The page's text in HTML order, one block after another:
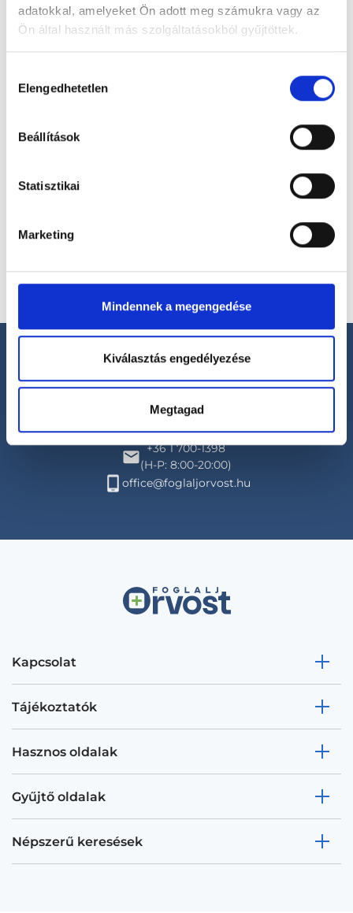
adatokkal, amelyeket Ön adott meg számukra vagy az
Ön által használt más szolgáltatásokból gyűjtöttek.
szabályzat:https://foglaljorvost.hu/info/foglaljorvost-
kiválasztása
Elengedhetetlen
Beállítások
Statisztikai
Marketing
Mindennek a megengedése
Kiválasztás engedélyezése
Megtagad
Foglalj időpontot megbízható
magánorvosokhoz most!
Válassz szakterületet
Válassz helyszínt
Segíthetünk?
+36 1 700-1398
(H-P: 8:00-20:00)
office@foglaljorvost.hu
Kapcsolat
Tájékoztatók
Hasznos oldalak
Gyűjtő oldalak
Népszerű keresések